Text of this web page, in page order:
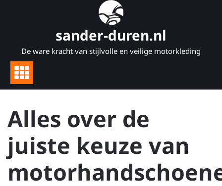
sander-duren.nl
De ware kracht van stijlvolle en veilige motorkleding
Alles over de
juiste keuze van